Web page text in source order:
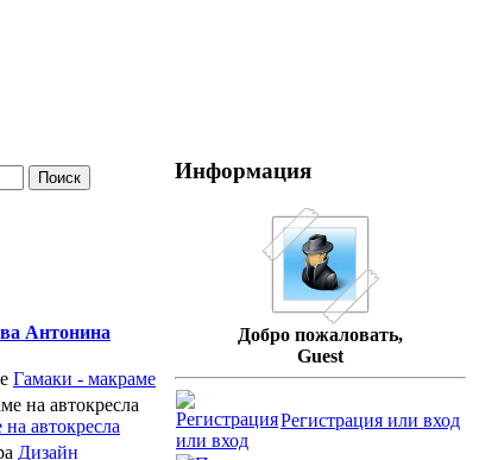
Антонина
Гамаки - макраме
автокресла
Дизайн
Информация
Добро пожаловать,
Guest
Регистрация или вход